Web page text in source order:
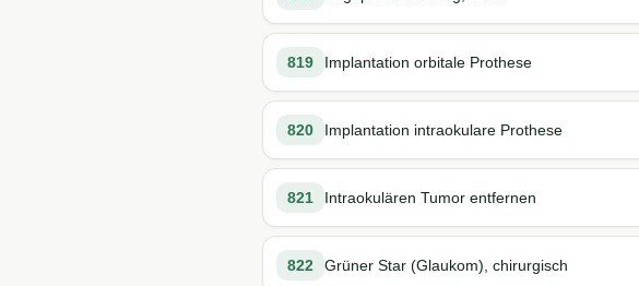
819 Implantation orbitale Prothese
820 Implantation intraokulare Prothese
821 Intraokulären Tumor entfernen
822 Grüner Star (Glaukom), chirurgisch